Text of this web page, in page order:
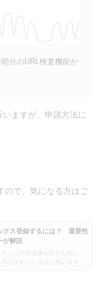
分のURL検査機能か
ますが、申請方法に
ので、気になる方はご
クス登録するには？ 重要性
が解説
ィングで成果を出すために
力されているかと思います